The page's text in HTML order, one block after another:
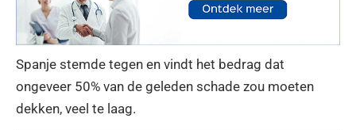
Spanje stemde tegen en vindt het bedrag dat
ongeveer 50% van de geleden schade zou moeten
dekken, veel te laag.